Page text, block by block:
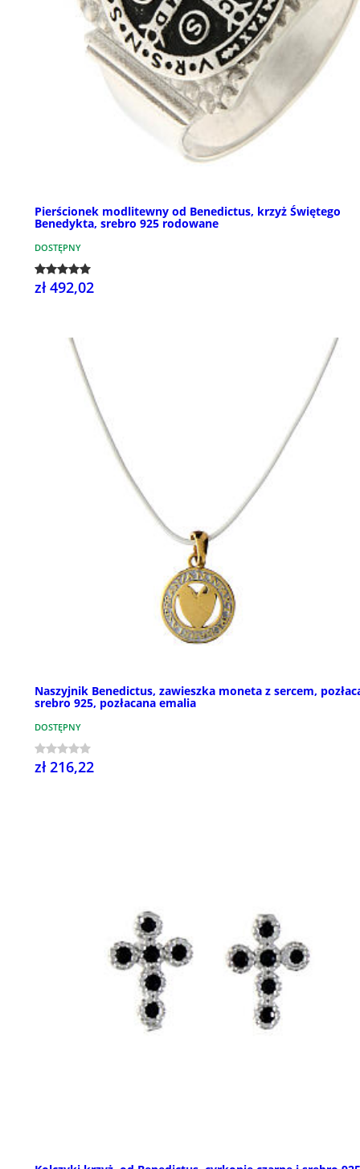
Pierścionek modlitewny od Benedictus, krzyż Świętego
Benedykta, srebro 925 rodowane
DOSTĘPNY
zł 492,02
Naszyjnik Benedictus, zawieszka moneta z sercem,
srebro 925, pozłacana emalia
DOSTĘPNY
zł 216,22